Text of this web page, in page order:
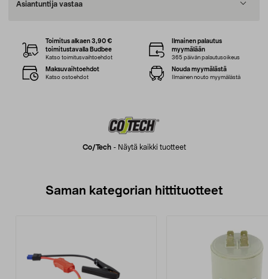
Asiantuntija vastaa
Co/tech- Näytä kaikki tuotteet
Toimitus alkaen 3,90 €
toimitustavalla Budbee
Katso toimitusvaihtoehdot
Ilmainen palautus
myymälään
365 päivän palautusoikeus
Maksuvaihtoehdot
Katso ostoehdot
Nouda myymälästä
Ilmainen nouto myymälästä
Saman kategorian hittituotteet